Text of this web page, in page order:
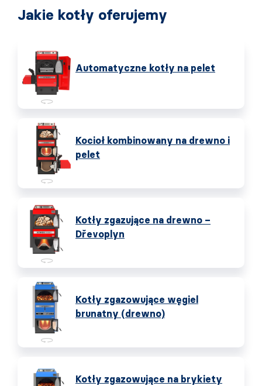
Jakie kotły oferujemy
Automatyczne kotły na pelet
Kocioł kombinowany na drewno i
pelet
Kotły zgazujące na drewno –
Dřevoplyn
Kotły zgazowujące węgiel
brunatny (drewno)
Kotły zgazowujące na brykiety